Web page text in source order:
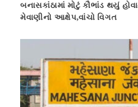
બનાસકાંઠામાં મોટું કૌભાંડ થયું
મેવાણીનો આક્ષેપ,વાંચો વિગત